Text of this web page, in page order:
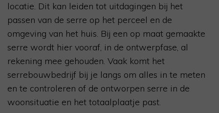
locatie. Dit kan leiden tot uitdagingen bij het
passen van de serre op het perceel en de
omgeving van het huis. Bij een op maat gemaakte
serre wordt hier vooraf, in de ontwerpfase, al
rekening mee gehouden. Vaak komt het
serrebouwbedrijf bij je langs om alles in te meten
en te controleren of de ontworpen serre in de
woonsituatie en het totaalplaatje past.